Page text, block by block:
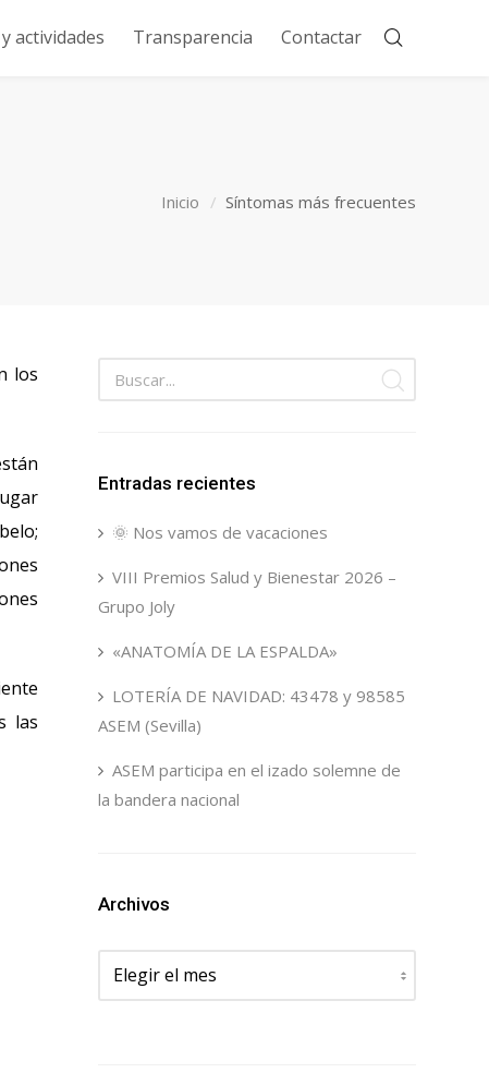
actividades Transparencia Contactar
Inicio Síntomas más frecuentes
los
las
Entradas recientes
🌞 Nos vamos de vacaciones
VIII Premios Salud y Bienestar 2026 –
Grupo Joly
«ANATOMÍA DE LA ESPALDA»
LOTERÍA DE NAVIDAD: 43478 y 98585
ASEM (Sevilla)
ASEM participa en el izado solemne de
la bandera nacional
Archivos
Archivos